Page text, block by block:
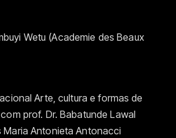
Wetu (Academie des Beaux
Arte, cultura e formas de
prof. Dr. Babatunde Lawal
Maria Antonieta Antonacci